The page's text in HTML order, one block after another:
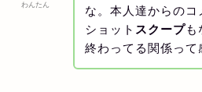
わんたん
な。本人達からの
ショット スクープも
終わってる関係って